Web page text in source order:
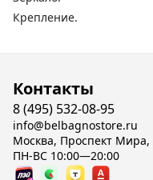
Крепление.
Контакты
8 (495) 532-08-95
info@belbagnostore.ru
Москва, Проспект Мира,
ПН-ВС 10:00—20:00